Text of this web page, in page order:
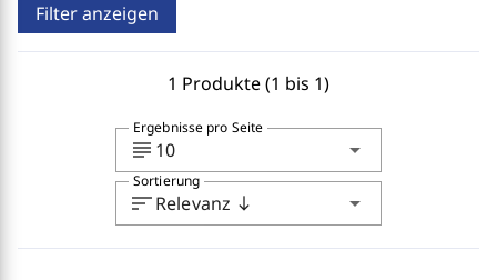
Filter anzeigen
1 Produkte (1 bis 1)
subject 10 arrow_drop_down
Ergebnisse pro Seite
sortRelevanz south arrow_drop_down
Sortierung